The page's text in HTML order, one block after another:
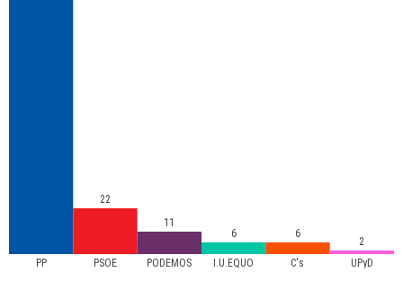
PP PSOE PODEMOS I.U.EQUO C's UPyD
22
11
6
6
2